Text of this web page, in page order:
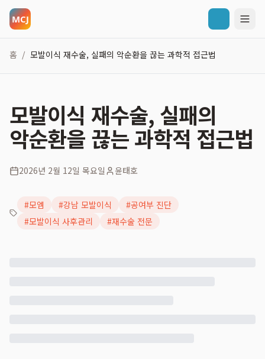
홈 / 모발이식 재수술, 실패의 악순환을 끊는 과학적 접근법
모발이식 재수술, 실패의
악순환을 끊는 과학적 접근법
2026년 2월 12일 목요일 윤태호
#모엠 #강남 모발이식 #공여부 진단
#모발이식 사후관리 #재수술 전문